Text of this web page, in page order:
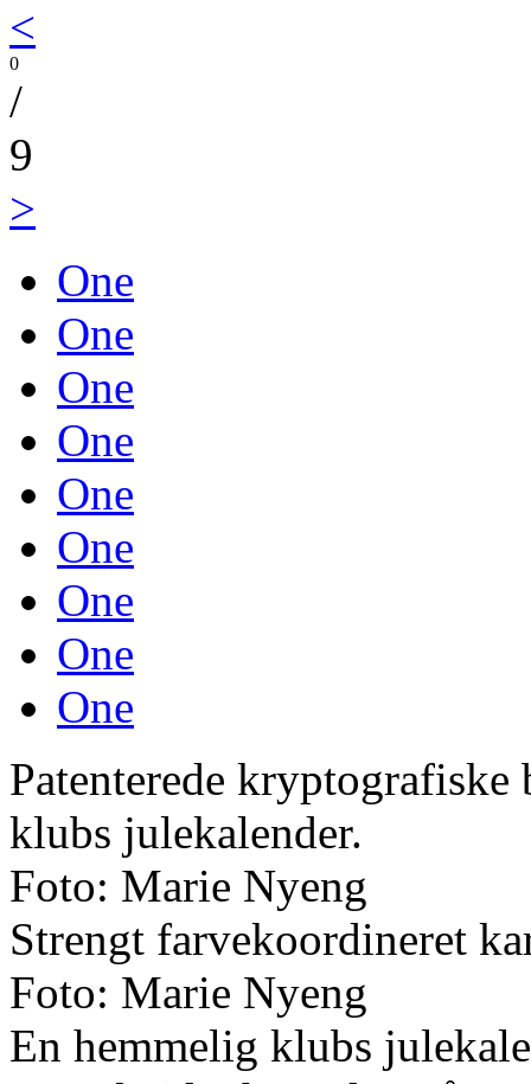
<
0
/
9
>
One
One
One
One
One
One
One
One
One
Patenterede
klubs julekalender.
Foto: Marie Nyeng
Strengt farvekoordineret
Foto: Marie Nyeng
En hemmelig klubs